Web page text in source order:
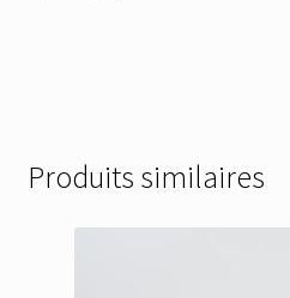
Produits similaires